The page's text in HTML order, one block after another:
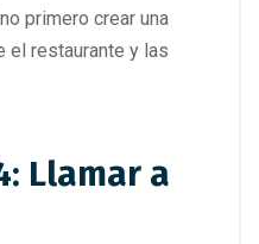
primero crear una
el restaurante y las
Llamar a